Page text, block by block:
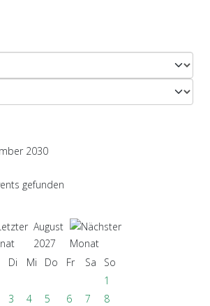
2030
gefunden
August
2027
Di Mi Do Fr Sa
So
1
3 4 5 6 7
8